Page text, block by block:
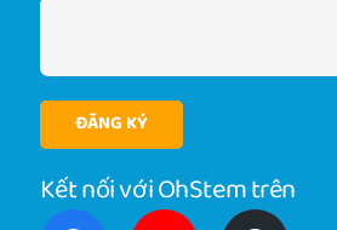
ĐĂNG KÝ
Kết nối với OhStem trên